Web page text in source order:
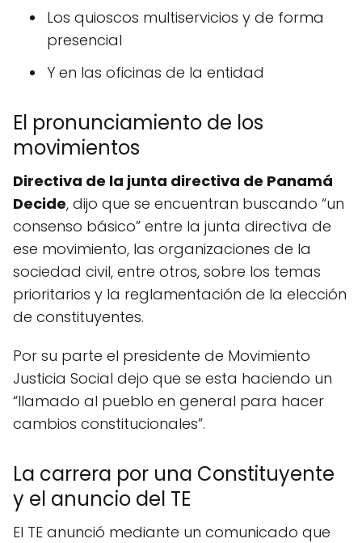
Los quioscos multiservicios y de forma
presencial
Y en las oficinas de la entidad
El pronunciamiento de los
movimientos
Directiva de la junta directiva de Panamá
Decide, dijo que se encuentran buscando “un
consenso básico” entre la junta directiva de
ese movimiento, las organizaciones de la
sociedad civil, entre otros, sobre los temas
prioritarios y la reglamentación de la elección
de constituyentes.
Por su parte el presidente de Movimiento
Justicia Social dejo que se esta haciendo un
“llamado al pueblo en general para hacer
cambios constitucionales”.
La carrera por una Constituyente
y el anuncio del TE
El TE anunció mediante un comunicado que